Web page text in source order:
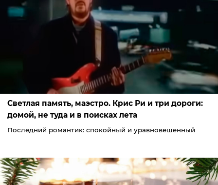
Светлая память, маэстро. Крис Ри и три дороги:
домой, не туда и в поисках лета
Последний романтик: спокойный и уравновешенный